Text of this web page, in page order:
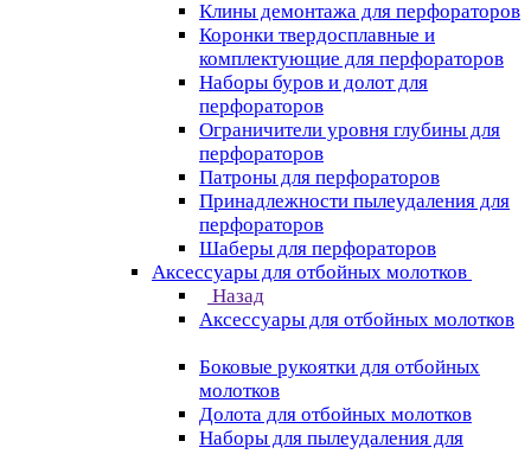
Клины демонтажа для перфораторов
Коронки твердосплавные и
комплектующие для перфораторов
Наборы буров и долот для
перфораторов
Ограничители уровня глубины для
перфораторов
Патроны для перфораторов
Принадлежности пылеудаления для
перфораторов
Шаберы для перфораторов
Аксессуары для отбойных молотков
Назад
Аксессуары для отбойных молотков
Боковые рукоятки для отбойных
молотков
Долота для отбойных молотков
Наборы для пылеудаления для